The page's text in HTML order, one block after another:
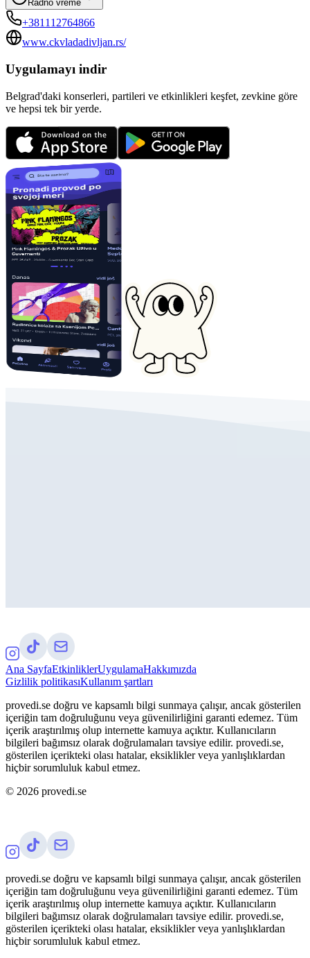
Radno vreme
+381112764866
www.ckvladadivljan.rs/
Uygulamayı indir
Belgrad'daki konserleri, partileri ve etkinlikleri keşfet, zevkine göre
ve hepsi tek bir yerde.
Ana SayfaEtkinliklerUygulamaHakkımızda
Gizlilik politikasıKullanım şartları
provedi.se doğru ve kapsamlı bilgi sunmaya çalışır, ancak gösterilen
içeriğin tam doğruluğunu veya güvenilirliğini garanti edemez. Tüm
içerik araştırılmış olup internette kamuya açıktır. Kullanıcıların
bilgileri bağımsız olarak doğrulamaları tavsiye edilir. provedi.se,
gösterilen içerikteki olası hatalar, eksiklikler veya yanlışlıklardan
hiçbir sorumluluk kabul etmez.
© 2026 provedi.se
provedi.se doğru ve kapsamlı bilgi sunmaya çalışır, ancak gösterilen
içeriğin tam doğruluğunu veya güvenilirliğini garanti edemez. Tüm
içerik araştırılmış olup internette kamuya açıktır. Kullanıcıların
bilgileri bağımsız olarak doğrulamaları tavsiye edilir. provedi.se,
gösterilen içerikteki olası hatalar, eksiklikler veya yanlışlıklardan
hiçbir sorumluluk kabul etmez.